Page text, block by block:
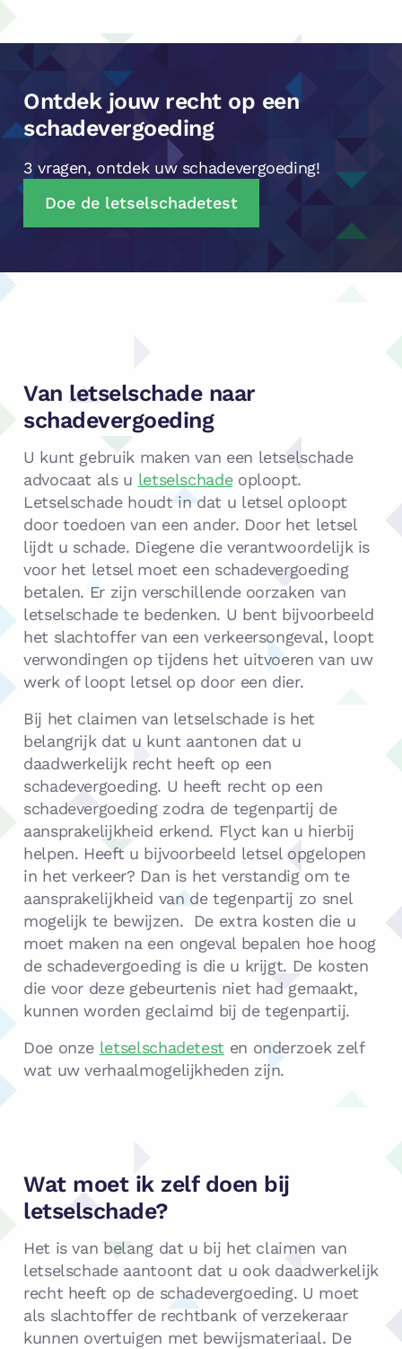
Ontdek jouw recht op een
schadevergoeding
3 vragen, ontdek uw schadevergoeding!
Doe de letselschadetest
Van letselschade naar
schadevergoeding
U kunt gebruik maken van een letselschade
advocaat als u letselschadeoploopt.
Letselschade houdt in dat u letsel oploopt
door toedoen van een ander. Door het letsel
lijdt u schade. Diegene die verantwoordelijk is
voor het letsel moet een schadevergoeding
betalen. Er zijn verschillende oorzaken van
letselschade te bedenken. U bent bijvoorbeeld
het slachtoffer van een verkeersongeval, loopt
verwondingen op tijdens het uitvoeren van uw
werk of loopt letsel op door een dier.
Bij het claimen van letselschade is het
belangrijk dat u kunt aantonen dat u
daadwerkelijk recht heeft op een
schadevergoeding. U heeft recht op een
schadevergoeding zodra de tegenpartij de
aansprakelijkheid erkend. Flyct kan u hierbij
helpen. Heeft u bijvoorbeeld letsel opgelopen
in het verkeer? Dan is het verstandig om te
aansprakelijkheid van de tegenpartij zo snel
mogelijk te bewijzen. De extra kosten die u
moet maken na een ongeval bepalen hoe hoog
de schadevergoeding is die u krijgt. De kosten
die voor deze gebeurtenis niet had gemaakt,
kunnen worden geclaimd bij de tegenpartij.
Doe onze letselschadetest en onderzoek zelf
wat uw verhaalmogelijkheden zijn.
Wat moet ik zelf doen bij
letselschade?
Het is van belang dat u bij het claimen van
letselschade aantoont dat u ook daadwerkelijk
recht heeft op de schadevergoeding. U moet
als slachtoffer de rechtbank of verzekeraar
kunnen overtuigen met bewijsmateriaal. De